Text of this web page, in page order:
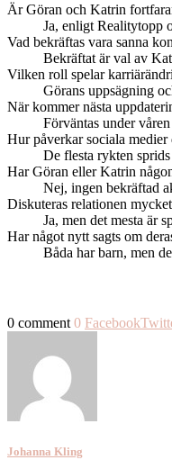
Är Göran och Katrin
Ja, enligt Realitytopp
Vad bekräftas vara sanna
Bekräftat är val av
Vilken roll spelar
Görans uppsägning
När kommer nästa
Förväntas under
Hur påverkar sociala medier
De flesta rykten
Har Göran eller Katrin
Nej, ingen bekräftad
Diskuteras relationen
Ja, men det mesta är
Har något nytt sagts om
Båda har barn, men
0 comment 0 Facebook
Johanna Kling